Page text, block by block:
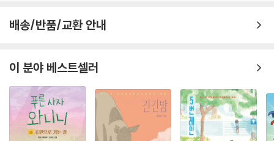
배송/반품/교환 안내
이 분야 베스트셀러